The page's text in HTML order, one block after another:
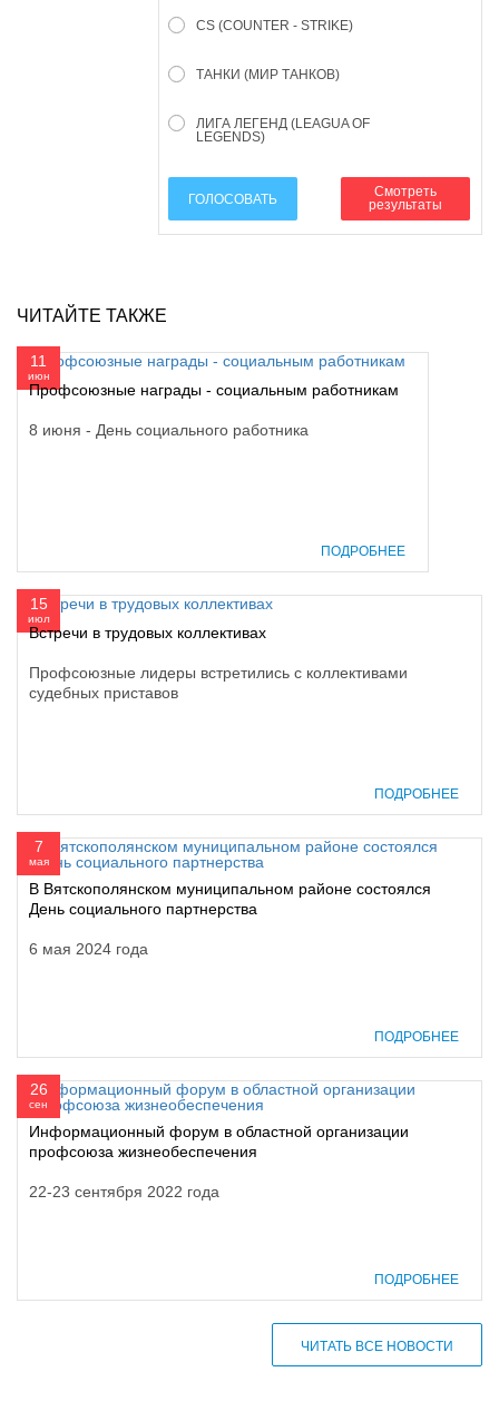
CS (COUNTER - STRIKE)
ТАНКИ (МИР ТАНКОВ)
ЛИГА ЛЕГЕНД (LEAGUA OF
LEGENDS)
ГОЛОСОВАТЬ
Смотреть
результаты
ЧИТАЙТЕ ТАКЖЕ
11
июн
Профсоюзные награды - социальным работникам
8 июня - День социального работника
ПОДРОБНЕЕ
15
июл
Встречи в трудовых коллективах
Профсоюзные лидеры встретились с коллективами
судебных приставов
ПОДРОБНЕЕ
7
мая
В Вятскополянском муниципальном районе состоялся
День социального партнерства
6 мая 2024 года
ПОДРОБНЕЕ
26
сен
Информационный форум в областной организации
профсоюза жизнеобеспечения
22-23 сентября 2022 года
ПОДРОБНЕЕ
ЧИТАТЬ ВСЕ НОВОСТИ